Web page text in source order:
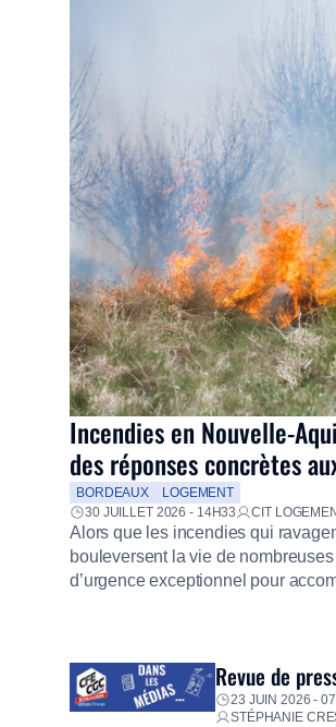
Incendies en Nouvelle-
des réponses concrètes
BORDEAUX
LOGEMENT
30 JUILLET 2026 - 14H33
CIT
Alors que les incendies qui
bouleversent la vie de
d’urgence exceptionnel pour
Revue de
23 JUIN 2026 -
STÉPHANIE